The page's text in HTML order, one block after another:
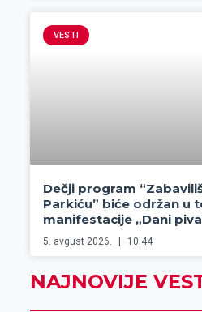
VESTI
Dečji program
Parkiću” biće održan u
manifestacije „Dani
5. avgust 2026. 10:44
NAJNOVIJE